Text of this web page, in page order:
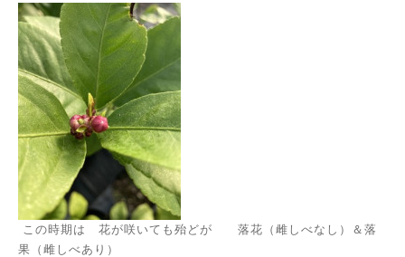
この時期は 花が咲いても殆どが 落花（雌しべなし）＆落
果（雌しべあり）